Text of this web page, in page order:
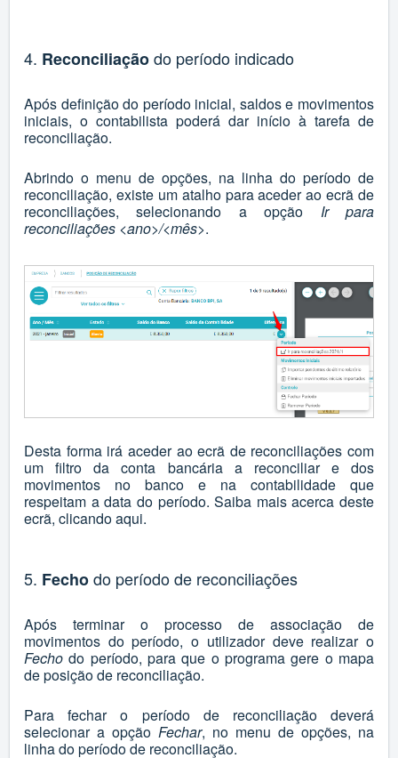
4. Reconciliaçãodo período indicado
Após definição do período inicial, saldos e movimentos
iniciais, o contabilista poderá dar início à tarefa de
reconciliação.
Abrindo o menu de opções, na linha do período de
reconciliação, existe um atalho para aceder ao ecrã de
reconciliações, selecionando a opção Ir para
reconciliações <ano>/<mês>.
Desta forma irá aceder ao ecrã de reconciliações com
um filtro da conta bancária a reconciliar e dos
movimentos no banco e na contabilidade que
respeitam a data do período. Saiba mais acerca deste
ecrã, clicandoaqui.
5. Fechodo período de reconciliações
Após terminar o processo de associação de
movimentos do período, o utilizador deve realizar o
Fechodo período, para que o programa gere o mapa
de posição de reconciliação.
Para fechar o período de reconciliação deverá
selecionar a opção Fechar, no menu de opções, na
linha do período de reconciliação.